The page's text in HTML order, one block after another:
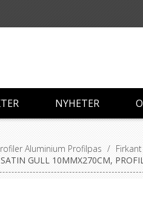
NYHETER
Aluminium Profilpas /
GULL 10MMX270CM,